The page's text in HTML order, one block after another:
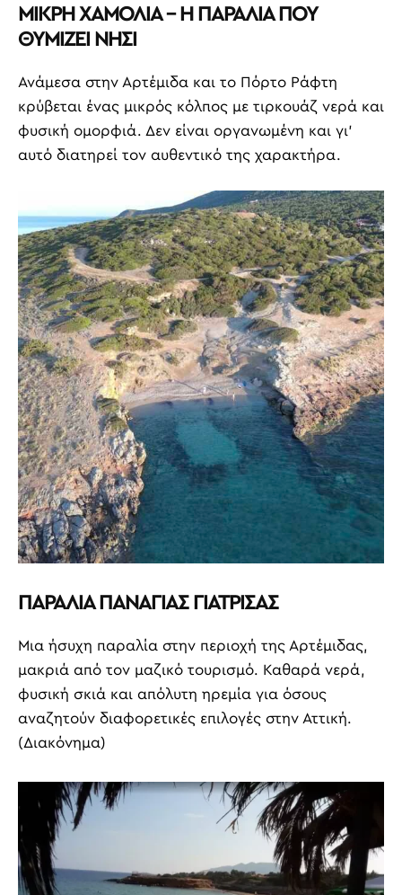
ΜΙΚΡΗ ΧΑΜΟΛΙΑ – Η ΠΑΡΑΛΙΑ ΠΟΥ
ΘΥΜΙΖΕΙ ΝΗΣΙ
Ανάμεσα στην Αρτέμιδα και το Πόρτο Ράφτη
κρύβεται ένας μικρός κόλπος με τιρκουάζ νερά και
φυσική ομορφιά. Δεν είναι οργανωμένη και γι’
αυτό διατηρεί τον αυθεντικό της χαρακτήρα.
ΠΑΡΑΛΙΑ ΠΑΝΑΓΙΑΣ ΓΙΑΤΡΙΣΑΣ
Μια ήσυχη παραλία στην περιοχή της Αρτέμιδας,
μακριά από τον μαζικό τουρισμό. Καθαρά νερά,
φυσική σκιά και απόλυτη ηρεμία για όσους
αναζητούν διαφορετικές επιλογές στην Αττική.
(Διακόνημα)